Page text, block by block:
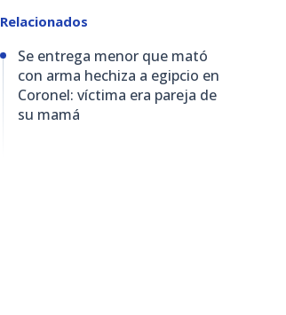
Relacionados
Se entrega menor que mató
con arma hechiza a egipcio en
Coronel: víctima era pareja de
su mamá